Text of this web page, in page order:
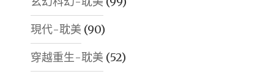
現代-耽美 (90)
穿越重生-耽美 (52)